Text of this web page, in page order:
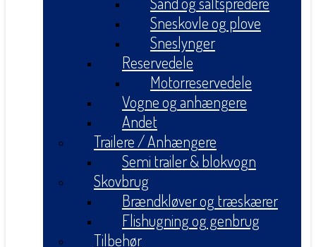
Sneskovle og plove
Sneslynger
Reservedele
Motorreservedele
Vogne og anhængere
Andet
Trailere / Anhængere
Semi trailer & blokvogn
Skovbrug
Brændkløver og træskærer
Flishugning og genbrug
Tilbehør